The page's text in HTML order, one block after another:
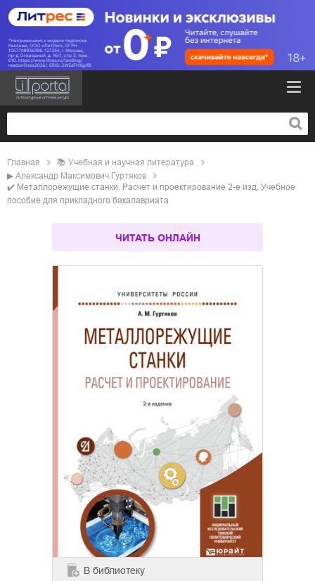
Главная 📚
учебная и научная литература
▶ Александр Максимович Гуртяков
✔️ Металлорежущие станки. Расчет и проектирование 2-е изд. Учебное
пособие для прикладного бакалавриата
ЧИТАТЬ ОНЛАЙН
В библиотеку